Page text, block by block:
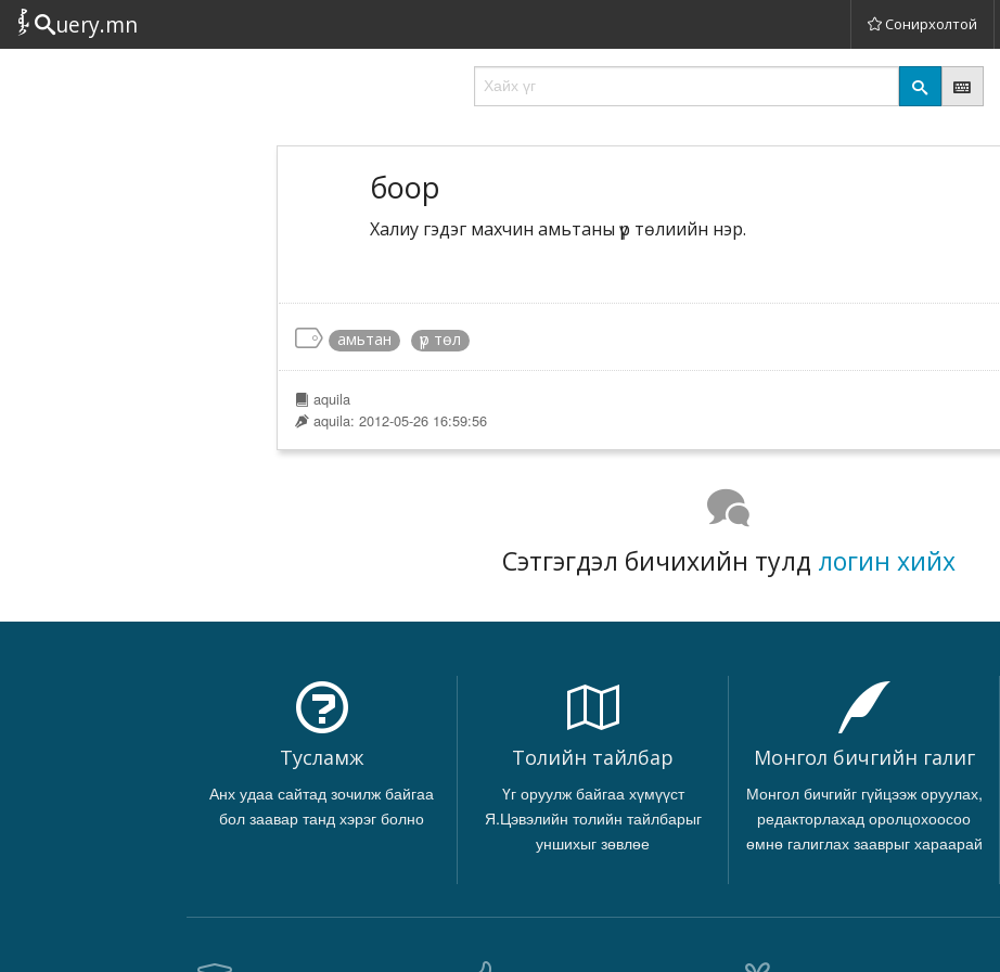
uery.mn Сонирхолтой
боор
Халиу гэдэг махчин амьтаны үр төлиийн нэр.
амьтан үр төл
aquila
aquila: 2012-05-26 16:59:56
Сэтгэгдэл бичихийн тулд логин хийх
Тусламж
Анх удаа сайтад зочилж байгаа
бол заавар танд хэрэг болно
Толийн тайлбар
Үг оруулж байгаа хүмүүст
Я.Цэвэлийн толийн тайлбарыг
уншихыг зөвлөе
Монгол бичгийн галиг
Монгол бичгийг гүйцээж оруулах,
редакторлахад оролцохоосоо
өмнө галиглах зааврыг хараарай